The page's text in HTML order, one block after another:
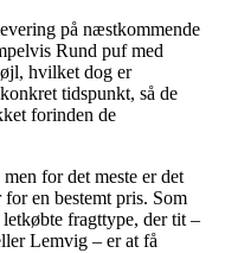
på næstkommende
Rund puf med
hvilket dog er
tidspunkt, så de
forinden de
for det meste er det
en bestemt pris. Som
fragttype, der tit –
Lemvig – er at få